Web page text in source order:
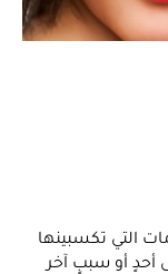
التي تكسبينها
أحدٍ أو سببٍ آخر